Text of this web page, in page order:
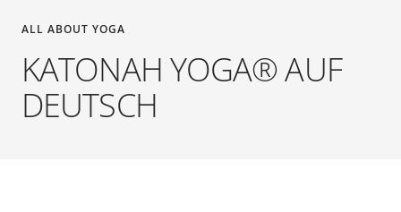
ALL ABOUT YOGA
KATONAH YOGA® AUF
DEUTSCH